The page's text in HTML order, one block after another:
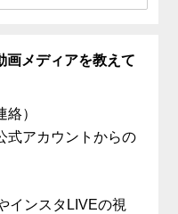
画メディアを教えて
）
式アカウントからの
インスタLIVEの視